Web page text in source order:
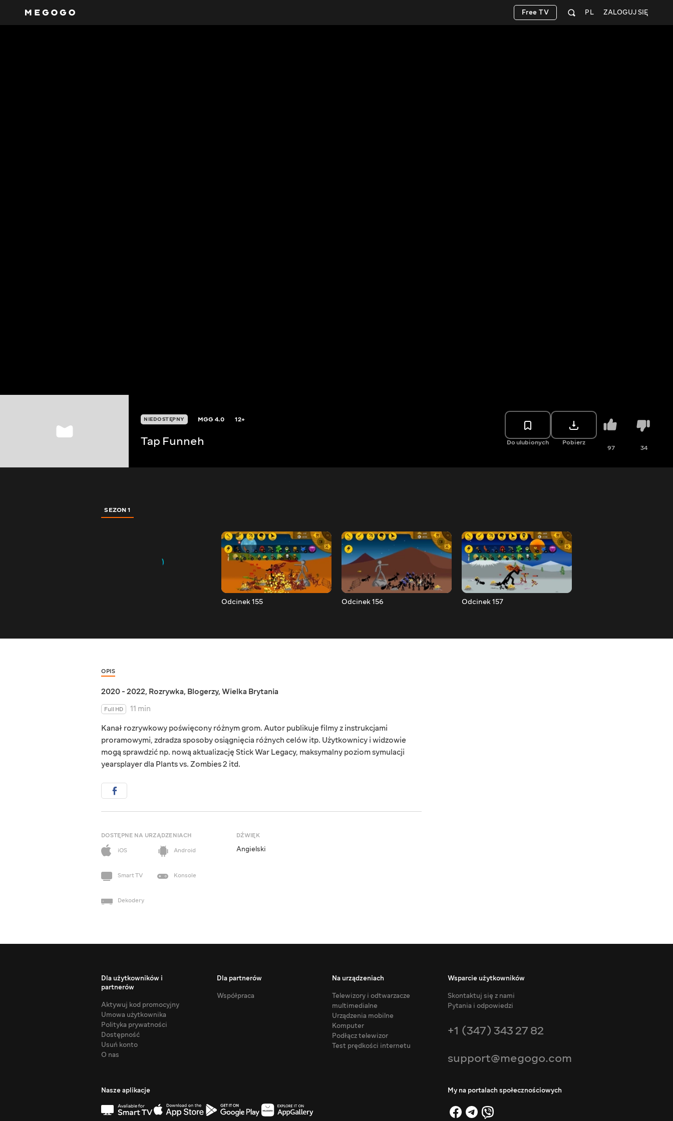
ZALOGUJ SIĘ
PL
Free TV
NIEDOSTĘPNY MGG4.0 12+
Tap Funneh Do ulubionych Pobierz
97 34
SEZON 1
Odcinek 155 Odcinek 156 Odcinek 157
OPIS
2020 - 2022, Rozrywka, Blogerzy, Wielka Brytania
Full HD
11 min
Kanał rozrywkowy poświęcony różnym grom. Autor publikuje filmy z instrukcjami
proramowymi, zdradza sposoby osiągnięcia różnych celów itp. Użytkownicy i widzowie
mogą sprawdzić np. nową aktualizację Stick War Legacy, maksymalny poziom symulacji
yearsplayer dla Plants vs. Zombies 2 itd.
DOSTĘPNE NA URZĄDZENIACH
iOS
Android
Smart TV Konsole
Dekodery
DŹWIĘK
Angielski
Dla użytkowników i
partnerów
Aktywuj kod promocyjny
Umowa użytkownika
Polityka prywatności
Dostępność
Usuń konto
O nas
Dla partnerów
Współpraca
Na urządzeniach
Telewizory i odtwarzacze
multimedialne
Urządzenia mobilne
Komputer
Podłącz telewizor
Test prędkości internetu
Wsparcie użytkowników
Skontaktuj się z nami
Pytania i odpowiedzi
+1 (347) 343 27 82
support@megogo.com
Nasze aplikacje My na portalach społecznościowych